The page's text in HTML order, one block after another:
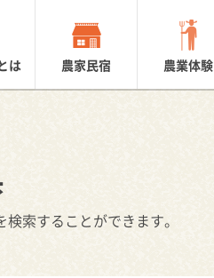
は 農家民宿 農業体験
索することができます。